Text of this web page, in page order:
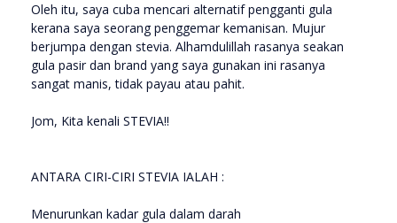
Oleh itu, saya cuba mencari alternatif pengganti gula
kerana saya seorang penggemar kemanisan. Mujur
berjumpa dengan stevia. Alhamdulillah rasanya seakan
gula pasir dan brand yang saya gunakan ini rasanya
sangat manis, tidak payau atau pahit.
Jom, Kita kenali STEVIA!!
ANTARA CIRI-CIRI STEVIA IALAH :
Menurunkan kadar gula dalam darah